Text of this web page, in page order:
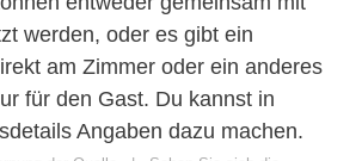
werden, oder es gibt ein
am Zimmer oder ein anderes
für den Gast. Du kannst in
Angaben dazu machen.